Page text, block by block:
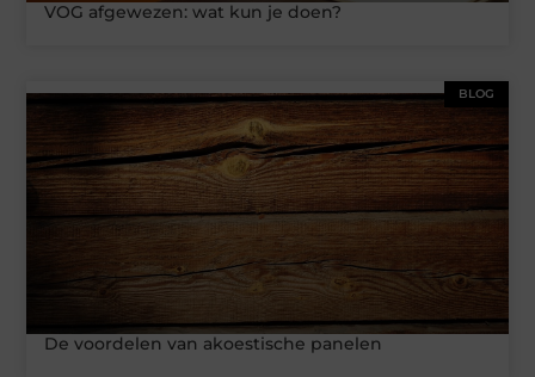
VOG afgewezen: wat kun je doen?
BLOG
De voordelen van akoestische panelen